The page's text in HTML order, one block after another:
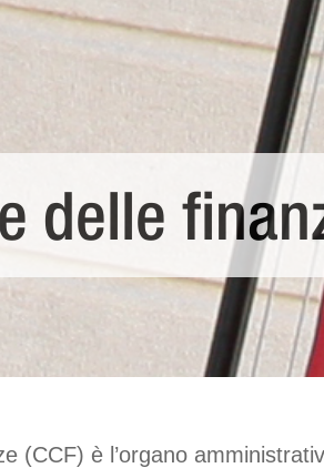
delle
(CCF) è l’organo